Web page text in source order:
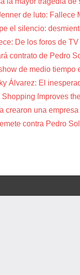
de luto: Fallece
el silencio:
De los foros de
contrato de Pedro
de medio tiempo
Álvarez: El
Improves
crearon una
contra Pedro